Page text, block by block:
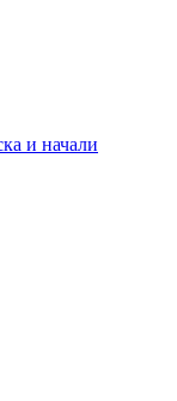
и начали